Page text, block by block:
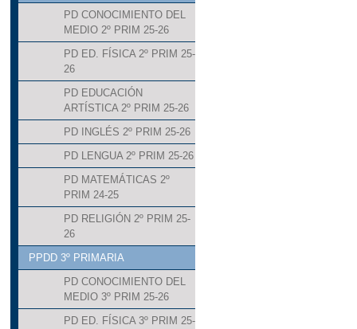
PD CONOCIMIENTO DEL
MEDIO 2º PRIM 25-26
PD ED. FÍSICA 2º PRIM 25-
26
PD EDUCACIÓN
ARTÍSTICA 2º PRIM 25-26
PD INGLÉS 2º PRIM 25-26
PD LENGUA 2º PRIM 25-26
PD MATEMÁTICAS 2º
PRIM 24-25
PD RELIGIÓN 2º PRIM 25-
26
PPDD 3º PRIMARIA
PD CONOCIMIENTO DEL
MEDIO 3º PRIM 25-26
PD ED. FÍSICA 3º PRIM 25-